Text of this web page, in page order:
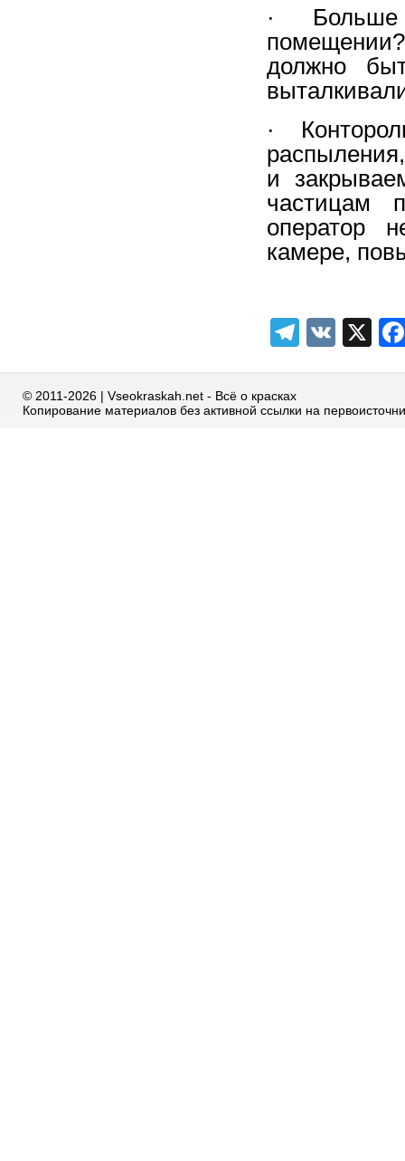
· Больше
должно
·
и
частицам
оператор
камере,
VK X
© 2011-2026 | Vseokraskah.net - Всё о красках
Копирование материалов без активной ссылки на